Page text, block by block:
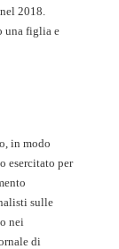
2018.
una figlia e
in modo
esercitato per
sulle
nei
di